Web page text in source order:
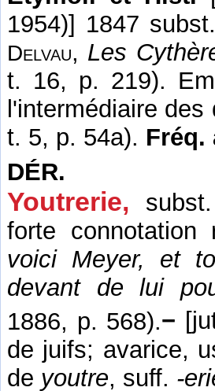
1954)] 1847
Delvau, Les
t. 16, p. 219).
l'intermédiaire
t. 5, p. 54a). Fréq.
DÉR.
Youtrerie,
forte connotation
voici Meyer, et
devant de lui
1886, p. 568).−
de juifs; avarice,
de youtre, suff. -